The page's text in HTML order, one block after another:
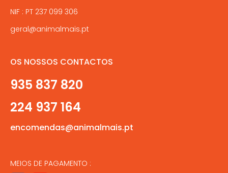
NIF : PT 237 099 306
geral@animalmais.pt
OS NOSSOS CONTACTOS
935 837 820
224 937 164
encomendas@animalmais.pt
MEIOS DE PAGAMENTO :